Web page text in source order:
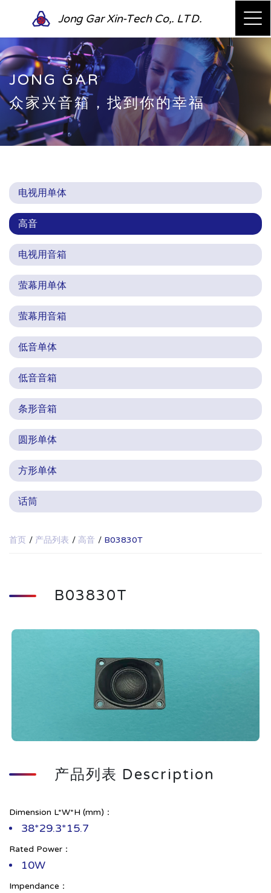
Jong Gar Xin-Tech Co,. LTD.
JONG GAR
众家兴音箱，找到你的幸福
电视用单体
高音
电视用音箱
萤幕用单体
萤幕用音箱
低音单体
低音音箱
条形音箱
圆形单体
方形单体
话筒
首页 产品列表 高音 B03830T
B03830T
产品列表 Description
Dimension L*W*H (mm)：
38*29.3*15.7
Rated Power：
10W
Impendance：